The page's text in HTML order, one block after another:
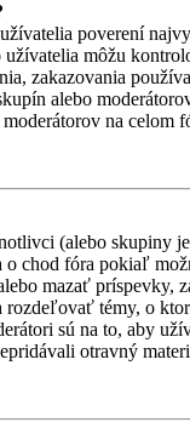
poverení
môžu
zakazovania
alebo
na celom
(alebo skupiny
o chod fóra pokiaľ
mazať príspevky,
rozdeľovať témy, o
sú na to, aby
otravný